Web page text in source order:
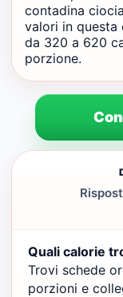
contadina
valori in questa
da 320 a 620
porzione.
Quali calorie
Trovi schede
porzioni e